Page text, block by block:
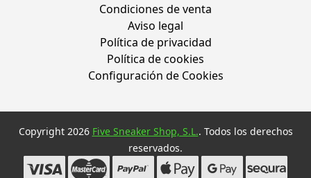
Condiciones de venta
Aviso legal
Política de privacidad
Política de cookies
Configuración de Cookies
Copyright 2026 Five Sneaker Shop, S.L.. Todos los derechos
reservados.